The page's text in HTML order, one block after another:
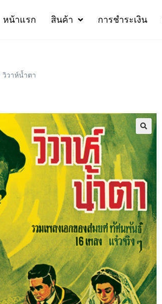
หน้าแรก สินค้า การชำระเงิน
วาห์น้ำตา